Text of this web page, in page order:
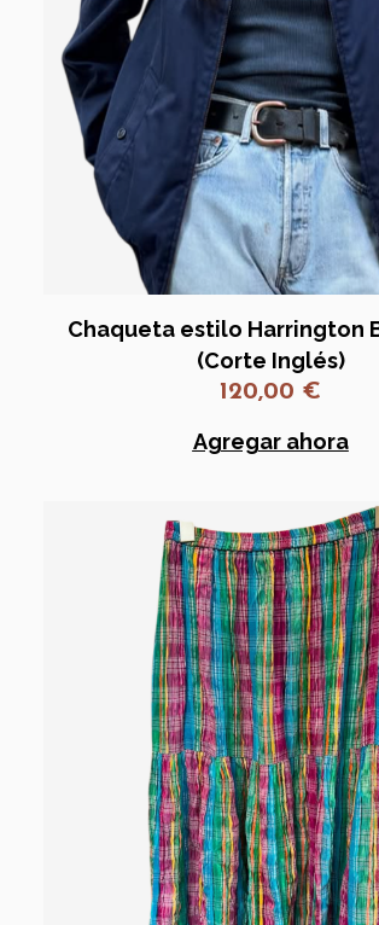
Chaqueta estilo Harrington
(Corte Inglés)
120,00 €
Agregar ahora